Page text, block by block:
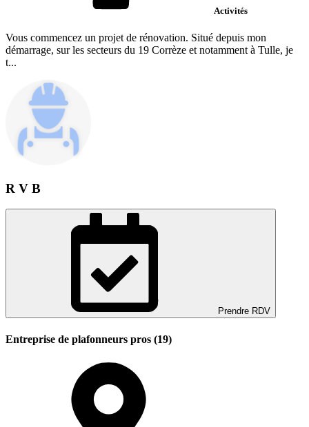
Activités
Vous commencez un projet de rénovation. Situé depuis mon
démarrage, sur les secteurs du 19 Corrèze et notamment à Tulle, je
t...
R V B
Prendre RDV
Entreprise de plafonneurs pros (19)